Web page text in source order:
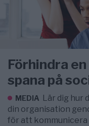
Förhindra
spana på
MEDIA Lär dig hur
din organisation
för att kommunicera